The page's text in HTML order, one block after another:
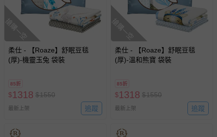
搶購一空
柔仕 - 【Roaze】舒眠豆毯
(厚)-機靈玉兔 袋裝
85折
$1318 $1550
最新上架 追蹤
搶購一空
柔仕 - 【Roaze】舒眠豆毯
(厚)-溫和熊寶 袋裝
85折
$1318 $1550
最新上架 追蹤